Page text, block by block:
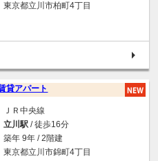
東京都立川市柏町4丁目
貸アパート
ＪＲ中央線
立川駅 / 徒歩16分
築年 9年 / 2階建
東京都立川市錦町4丁目